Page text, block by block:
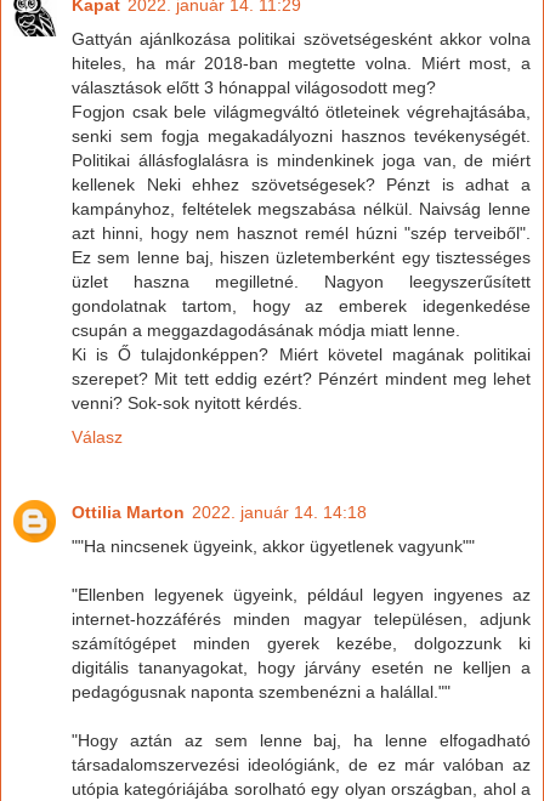
Kapat 2022. január 14. 11:29
Gattyán ajánlkozása politikai szövetségesként akkor volna
hiteles, ha már 2018-ban megtette volna. Miért most, a
választások előtt 3 hónappal világosodott meg?
Fogjon csak bele világmegváltó ötleteinek végrehajtásába,
senki sem fogja megakadályozni hasznos tevékenységét.
Politikai állásfoglalásra is mindenkinek joga van, de miért
kellenek Neki ehhez szövetségesek? Pénzt is adhat a
kampányhoz, feltételek megszabása nélkül. Naivság lenne
azt hinni, hogy nem hasznot remél húzni "szép terveiből".
Ez sem lenne baj, hiszen üzletemberként egy tisztességes
üzlet haszna megilletné. Nagyon leegyszerűsített
gondolatnak tartom, hogy az emberek idegenkedése
csupán a meggazdagodásának módja miatt lenne.
Ki is Ő tulajdonképpen? Miért követel magának politikai
szerepet? Mit tett eddig ezért? Pénzért mindent meg lehet
venni? Sok-sok nyitott kérdés.
Válasz
Ottilia Marton 2022. január 14. 14:18
""Ha nincsenek ügyeink, akkor ügyetlenek vagyunk""
"Ellenben legyenek ügyeink, például legyen ingyenes az
internet-hozzáférés minden magyar településen, adjunk
számítógépet minden gyerek kezébe, dolgozzunk ki
digitális tananyagokat, hogy járvány esetén ne kelljen a
pedagógusnak naponta szembenézni a halállal.""
"Hogy aztán az sem lenne baj, ha lenne elfogadható
társadalomszervezési ideológiánk, de ez már valóban az
utópia kategóriájába sorolható egy olyan országban, ahol a